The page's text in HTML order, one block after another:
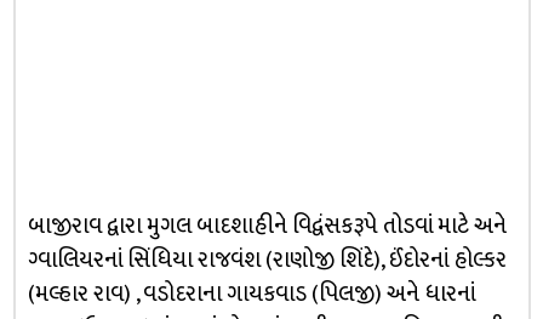
બાજીરાવ દ્વારા મુગલ બાદશાહીને વિદ્વંસકરૂપે તોડવાં માટે અને
ગ્વાલિયરનાં સિંધિયા રાજવંશ (રાણોજી શિંદે), ઈંદોરનાં હોલ્કર
(મલ્હાર રાવ) , વડોદરાના ગાયકવાડ (પિલજી) અને ધારનાં